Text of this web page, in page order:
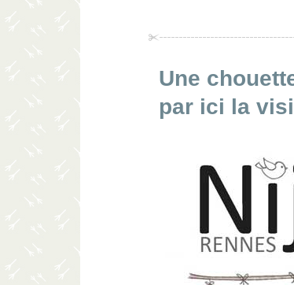
Une
par ici la